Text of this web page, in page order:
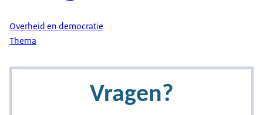
Overheid en democratie
Thema